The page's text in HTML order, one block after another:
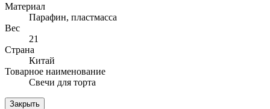
Материал
Парафин, пластмасса
Вес
21
Страна
Китай
Товарное наименование
Свечи для торта
Закрыть